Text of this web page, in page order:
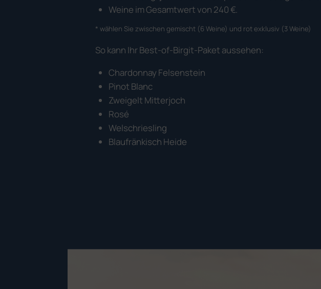
Weine im Gesamtwert von 240 €.
* wählen Sie zwischen gemischt (6 Weine) und rot exklusiv (3 Weine)
So kann Ihr Best-of-Birgit-Paket aussehen:
Chardonnay Felsenstein
Pinot Blanc
Zweigelt Mitterjoch
Rosé
Welschriesling
Blaufränkisch Heide